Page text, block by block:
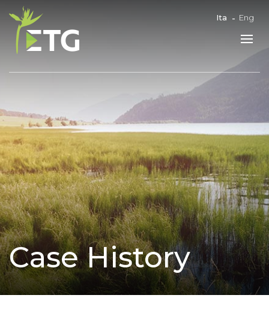
Ita Eng
Case History